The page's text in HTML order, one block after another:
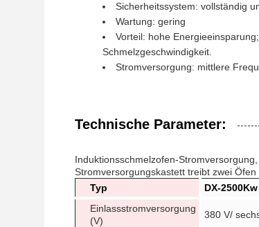
Sicherheitssystem: vollständig
Wartung: gering
Vorteil: hohe
Schmelzgeschwindigkeit.
Stromversorgung: mittlere
Technische Parameter:
Induktionsschmelzofen-
Stromversorgungskastett treibt zwei Öfen
Typ
DX-2500Kw
Einlassstromversorgung
(V)
380 V/